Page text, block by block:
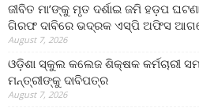
ଜୀବିତ ମା’ଙ୍କୁ ମୃତ ଦର୍ଶାଇ ଜମି ହଡ଼ପ
ଗିରଫ ଦାବିରେ ଭଦ୍ରକ ଏସ୍‌ପି ଅଫିସ
August 7, 2026
ଓଡ଼ିଶା ସ୍କୁଲ କଲେଜ ଶିକ୍ଷକ କର୍ମଚାରୀ
ମନ୍ତ୍ରୀଙ୍କୁ ଦାବିପତ୍ର
August 7, 2026